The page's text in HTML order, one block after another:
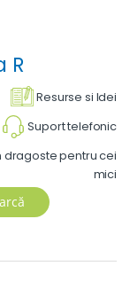
R
Resurse si Idei
Suport telefonic
dragoste pentru cei
mici